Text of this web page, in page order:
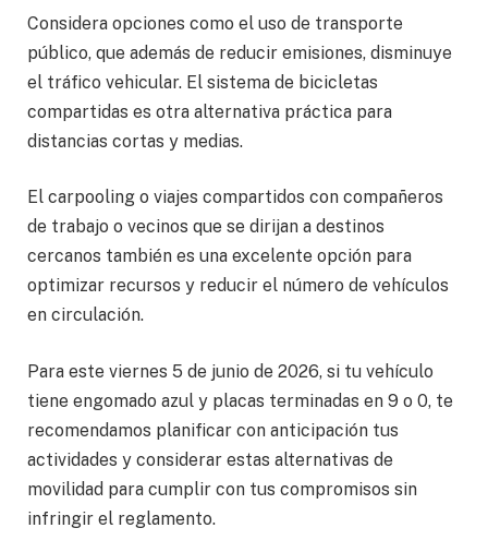
Considera opciones como el uso de transporte
público, que además de reducir emisiones, disminuye
el tráfico vehicular. El sistema de bicicletas
compartidas es otra alternativa práctica para
distancias cortas y medias.
El carpooling o viajes compartidos con compañeros
de trabajo o vecinos que se dirijan a destinos
cercanos también es una excelente opción para
optimizar recursos y reducir el número de vehículos
en circulación.
Para este viernes 5 de junio de 2026, si tu vehículo
tiene engomado azul y placas terminadas en 9 o 0, te
recomendamos planificar con anticipación tus
actividades y considerar estas alternativas de
movilidad para cumplir con tus compromisos sin
infringir el reglamento.